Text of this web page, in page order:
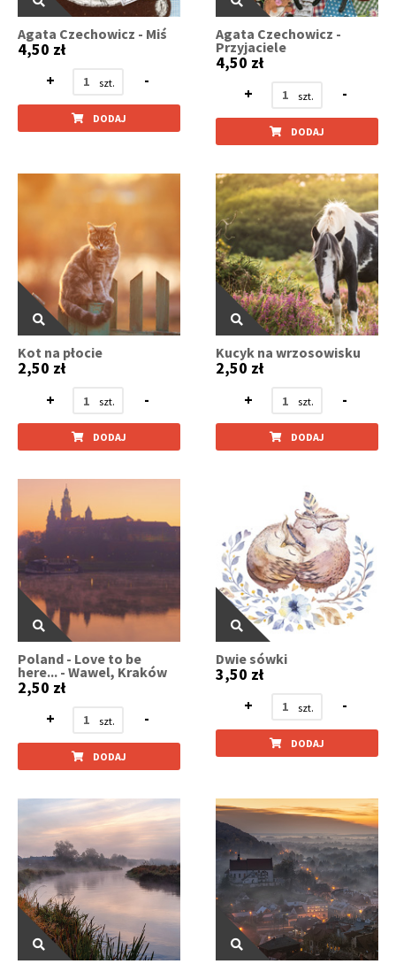
Agata Czechowicz - Miś
4,50 zł
+
-
DODAJ
Agata Czechowicz -
Przyjaciele
4,50 zł
+
-
DODAJ
Kot na płocie
2,50 zł
+
-
DODAJ
Kucyk na wrzosowisku
2,50 zł
+
-
DODAJ
Poland - Love to be
here... - Wawel, Kraków
2,50 zł
+
-
DODAJ
Dwie sówki
3,50 zł
+
-
DODAJ